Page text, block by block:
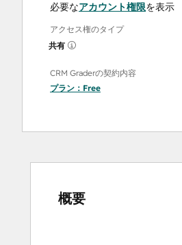
必要なアカウント権限を表示
アクセス権のタイプ
共有
CRM Graderの契約内容
プラン： Free
概要